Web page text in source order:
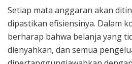
Setiap mata anggaran akan
dipastikan efisiensinya. Dalam
berharap bahwa belanja yang
dienyahkan, dan semua